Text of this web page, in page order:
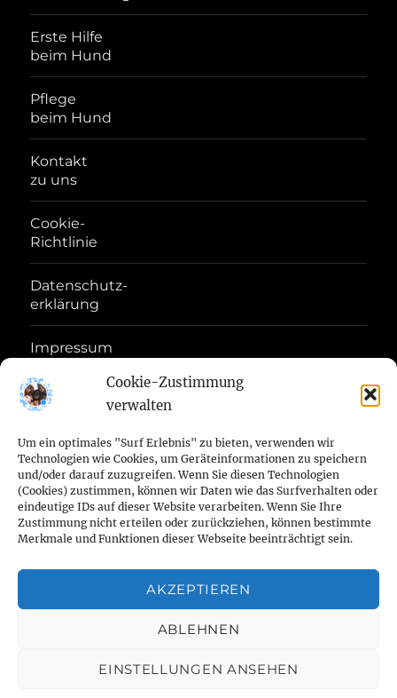
Cookie-Zustimmung
verwalten
Um ein optimales "Surf Erlebnis" zu bieten, verwenden wir
Technologien wie Cookies, um Geräteinformationen zu speichern
und/oder darauf zuzugreifen. Wenn Sie diesen Technologien
(Cookies) zustimmen, können wir Daten wie das Surfverhalten oder
eindeutige IDs auf dieser Website verarbeiten. Wenn Sie Ihre
Zustimmung nicht erteilen oder zurückziehen, können bestimmte
Merkmale und Funktionen dieser Webseite beeinträchtigt sein.
AKZEPTIEREN
ABLEHNEN
EINSTELLUNGEN ANSEHEN
Erste Hilfe
beim Hund
Pflege
beim Hund
Kontakt
zu uns
Cookie-
Richtlinie
Datenschutz-
erklärung
Impressum
Haftungs-
Geschäftsbedingungen
StartseiteAktuelles
Waldburg
Remagen
Zwingerschutz
1888
e.V.
Züchter
VDH
(Verband
für
Zwingerschutz
Wir
Facebook
Aktuelles
Welpenstube
Kleiner
Wirsch
NELE
der
Deckrüdenliste
Remagen
Unsere
Hündinnen
Unvergessen
R.I.P.
Zucht-
auszeichnungen
Erste
Hilfe
Pflege
beim
KontaktCookie-
Impressum
Haftungs-
Ausschluss
Geschäftsbedingungen
präsentiert von WordPress